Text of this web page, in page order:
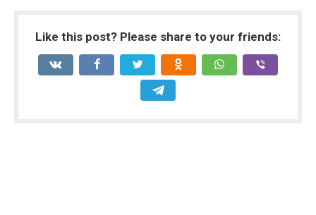
Like this post? Please share to your friends: